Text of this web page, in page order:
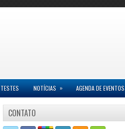
TESTES NOTÍCIAS » AGENDA DE EVENTOS
CONTATO